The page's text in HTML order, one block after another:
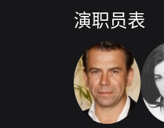
演职员表